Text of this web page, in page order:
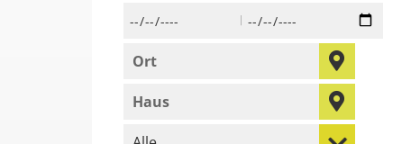
Beginn des Suchzeitraums in der Form Tag,
Ende des Suchzeitraums
geben Sie den Ort ein, in dem Sie suchen
geben Sie den Namen des Hauses ein, das
wählen Sie eine Veranstaltungskategorie aus,